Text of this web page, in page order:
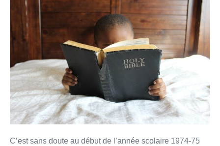
C’est sans doute au début de l’année scolaire 1974-75